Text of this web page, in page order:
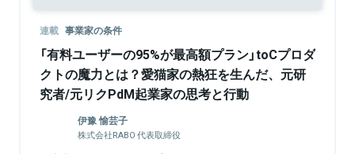
連載 事業家の条件
「有料ユーザーの95%が最高額プラン」toCプロダ
クトの魔力とは？愛猫家の熱狂を生んだ、元研
究者/元リクPdM起業家の思考と行動
伊豫 愉芸子
株式会社RABO 代表取締役